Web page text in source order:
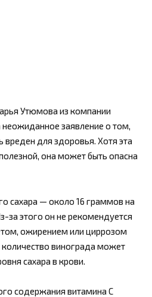
Утюмова из компании
заявление о том,
для здоровья. Хотя эта
она может быть опасна
сахара — около 16 граммов на
за этого он не рекомендуется
ожирением или циррозом
винограда может
сахара в крови.
содержания витамина C